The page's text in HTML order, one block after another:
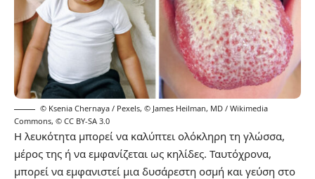
© Ksenia Chernaya / Pexels, © James Heilman, MD / Wikimedia
Commons, © CC BY-SA 3.0
Η λευκότητα μπορεί να καλύπτει ολόκληρη τη γλώσσα,
μέρος της ή να εμφανίζεται ως κηλίδες. Ταυτόχρονα,
μπορεί να εμφανιστεί μια δυσάρεστη οσμή και γεύση στο